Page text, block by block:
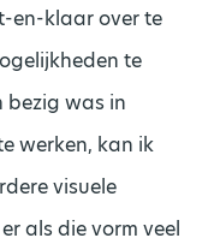
en-klaar over te
te
bezig was in
werken, kan ik
visuele
als die vorm veel